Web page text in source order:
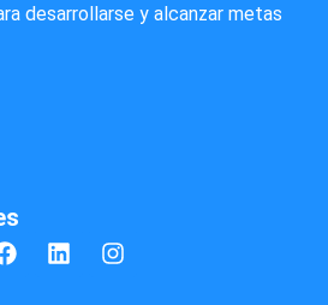
desarrollarse y alcanzar metas